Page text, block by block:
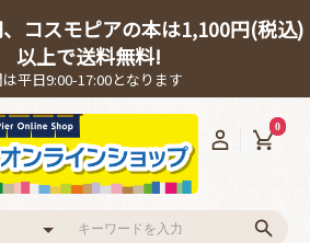
コスモピアの本は1,100円(税込)
以上で送料無料!
平日9:00-17:00となります
0